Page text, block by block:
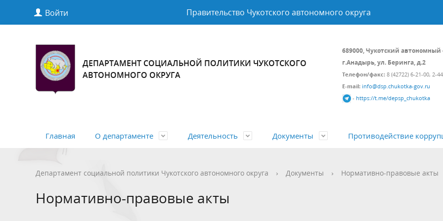
Войти Правительство Чукотского автономного округа
ДЕПАРТАМЕНТ СОЦИАЛЬНОЙ ПОЛИТИКИ ЧУКОТСКОГО
АВТОНОМНОГО ОКРУГА
689000, Чукотский автономный
г.Анадырь, ул. Беринга, д.2
Телефон/факс: 8 (42722) 6-21-00, 2-
E-mail: info@dsp.chukotka-gov.ru
- https://t.me/depsp_chukotka
Главная О департаменте
Полномочия, задачи и функции Структура и состав Подведомственные
Деятельность
Общая информация Учетная политика Контрольно-надзорная
Документы
Нормативные правовые акты
Нормативно-правовые акты
автономного округа
Открытые данные
Противодействие
Перечень пространственных
Департамент социальной политики Чукотского автономного округа › Документы › Нормативно-правовые акты
Нормативно-правовые акты